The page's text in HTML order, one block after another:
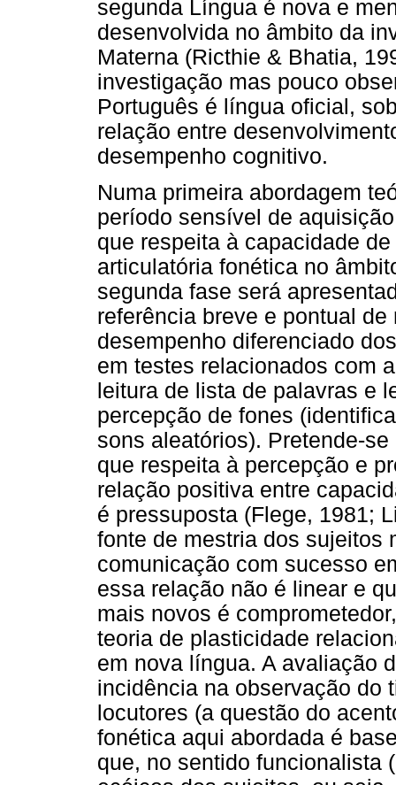
segunda Língua é nova e
desenvolvida no âmbito da
Materna (Ricthie & Bhatia,
investigação mas pouco
Português é língua oficial,
relação entre
desempenho cognitivo.
Numa primeira abordagem
período sensível de
que respeita à capacidade
articulatória fonética no
segunda fase será
referência breve e pontual
desempenho diferenciado
em testes relacionados com
leitura de lista de palavras e
percepção de fones
sons aleatórios). Pretende-
que respeita à percepção e
relação positiva entre
é pressuposta (Flege, 1981;
fonte de mestria dos sujeitos
comunicação com sucesso
essa relação não é linear e
mais novos é
teoria de plasticidade
em nova língua. A avaliação
incidência na observação do
locutores (a questão do
fonética aqui abordada é
que, no sentido funcionalista